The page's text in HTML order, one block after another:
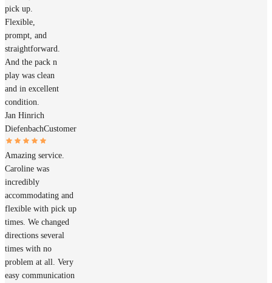
pick up.
Flexible,
prompt, and
straightforward.
And the pack n
play was clean
and in excellent
condition.
Jan Hinrich
DiefenbachCustomer
Amazing service.
Caroline was
incredibly
accommodating and
flexible with pick up
times. We changed
directions several
times with no
problem at all. Very
easy communication